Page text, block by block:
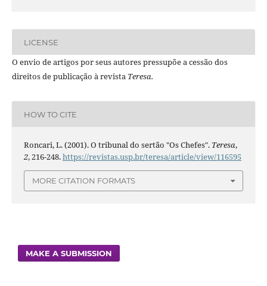
LICENSE
O envio de artigos por seus autores pressupõe a cessão dos
direitos de publicação à revista Teresa.
HOW TO CITE
Roncari, L. (2001). O tribunal do sertão "Os Chefes". Teresa,
2, 216-248.https://revistas.usp.br/teresa/article/view/116595
MORE CITATION FORMATS
MAKE A SUBMISSION